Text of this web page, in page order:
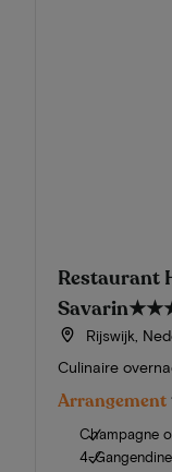
Restaurant
Savarin
Rijswijk,
Culinaire
Arrangement
Champagne
4-